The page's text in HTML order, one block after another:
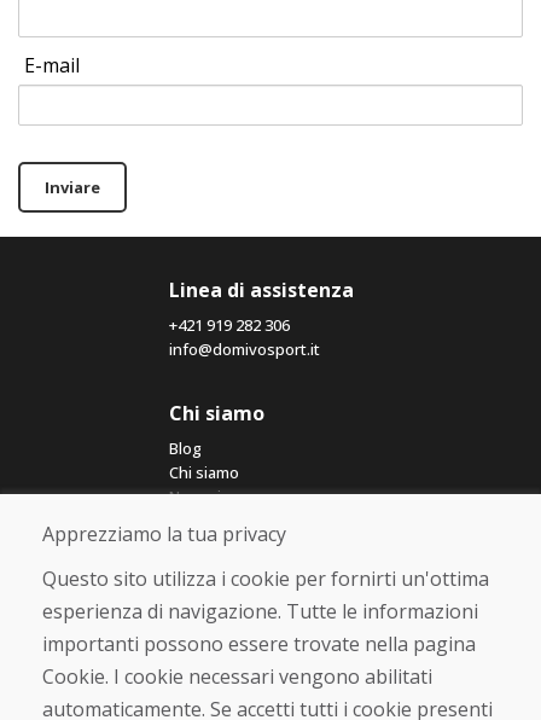
E-mail
Inviare
Linea di assistenza
+421 919 282 306
info@domivosport.it
Chi siamo
Blog
Chi siamo
Negozio
Acquistare
Negozio online
Termini e condizioni commerciali
Spedizione e pagamento
Apprezziamo la tua privacy
Questo sito utilizza i cookie per fornirti un'ottima
esperienza di navigazione. Tutte le informazioni
importanti possono essere trovate nella pagina
Cookie. I cookie necessari vengono abilitati
automaticamente. Se accetti tutti i cookie presenti